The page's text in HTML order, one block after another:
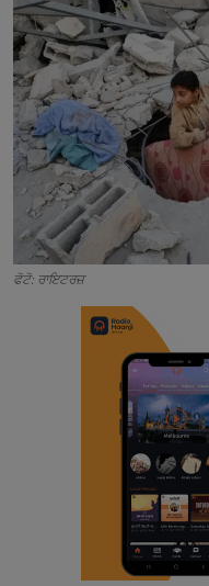
ਫੋਟੋ: ਰਾਇਟਰਜ਼